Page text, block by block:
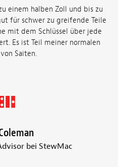
einem halben Zoll und bis zu
für schwer zu greifende Teile
mit dem Schlüssel über jede
Es ist Teil meiner normalen
Saiten.
bei StewMac